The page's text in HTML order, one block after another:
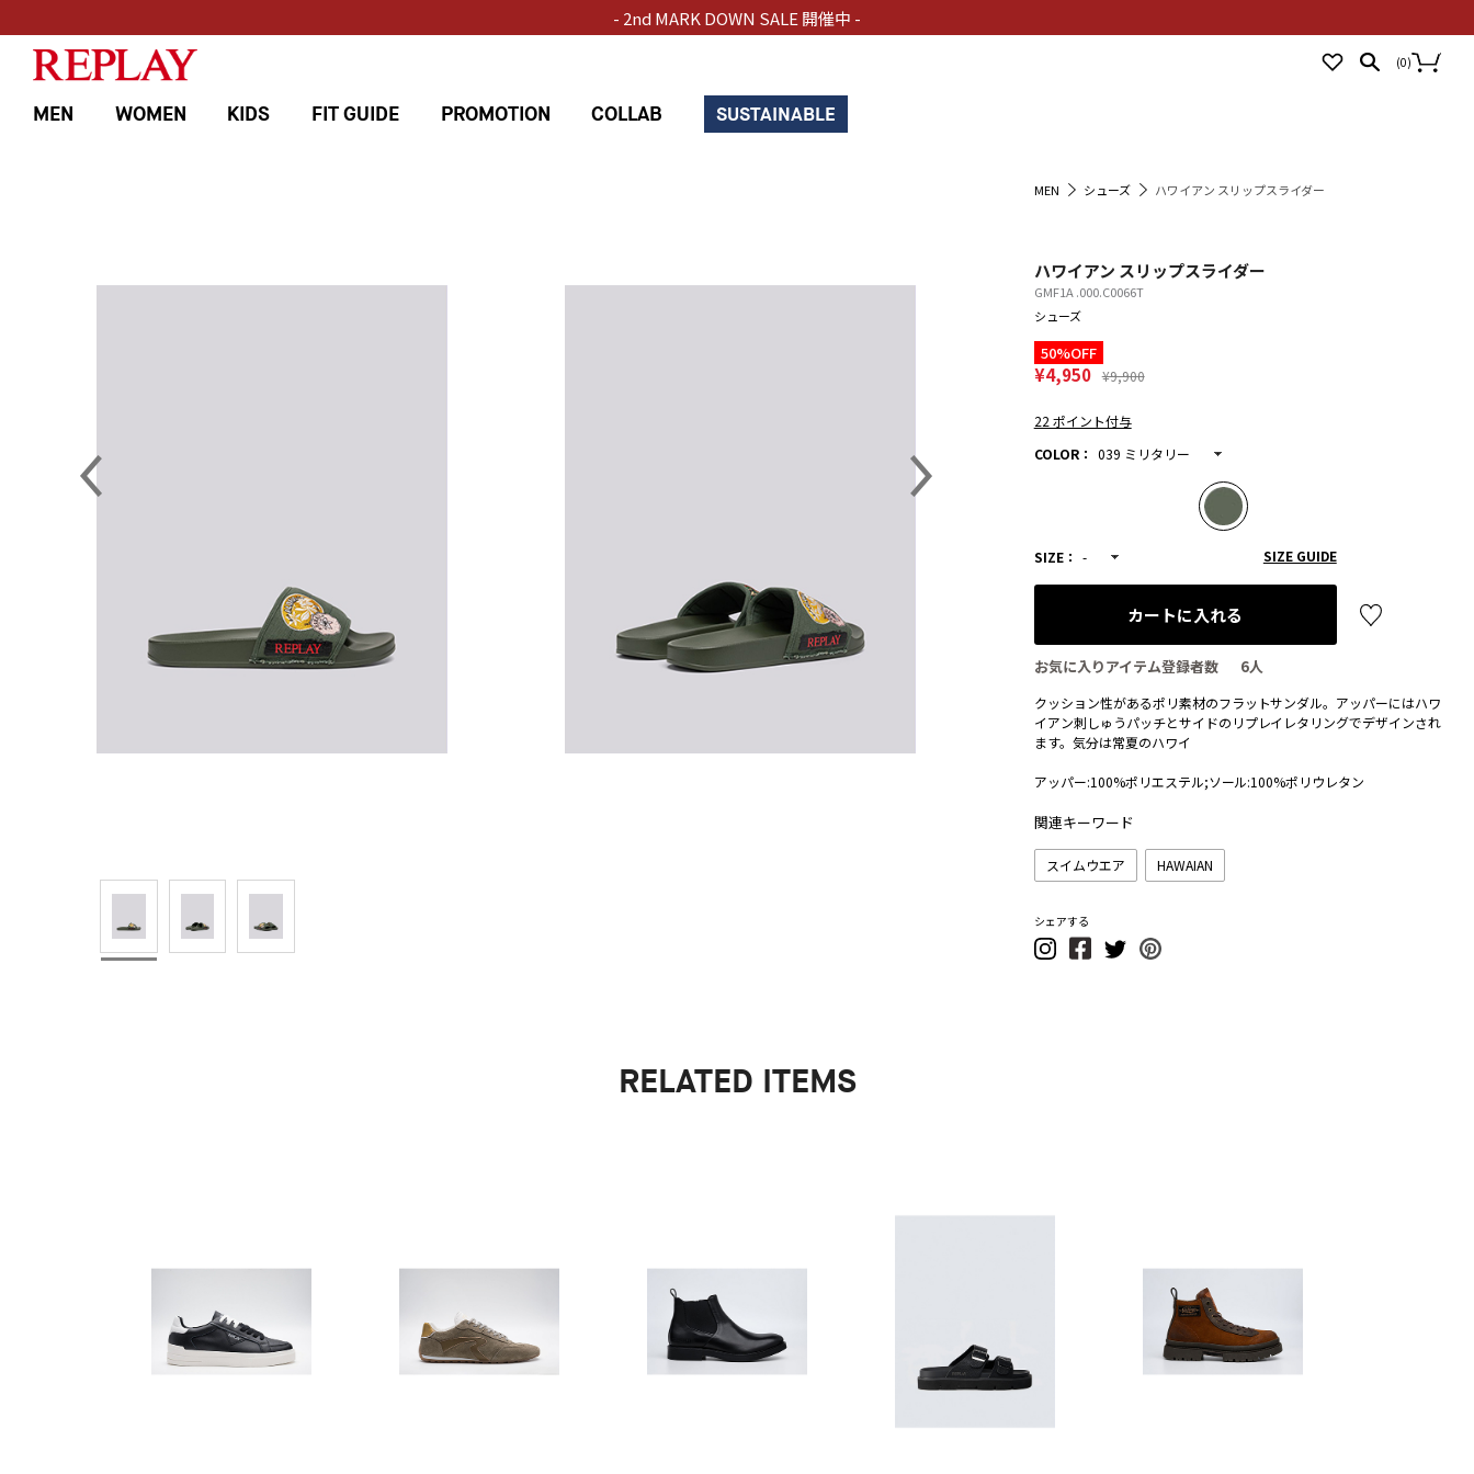
- 2nd MARK DOWN SALE 開催中 -
(0)
MEN WOMEN KIDS FIT GUIDE PROMOTION COLLAB SUSTAINABLE
MEN シューズ ハワイアン スリップスライダー
ハワイアン スリップスライダー
GMF1A .000.C0066T
シューズ
50%OFF
¥4,950 ¥9,900
22 ポイント付与
COLOR： 039 ミリタリー
SIZE： - SIZE GUIDE
カートに入れる
お気に入りアイテム登録者数 6人
クッション性があるポリ素材のフラットサンダル。アッパーにはハワ
イアン刺しゅうパッチとサイドのリプレイレタリングでデザインされ
ます。気分は常夏のハワイ
アッパー:100%ポリエステル;ソール:100%ポリウレタン
関連キーワード
スイムウエア HAWAIAN
シェアする
RELATED ITEMS